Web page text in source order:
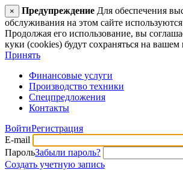
× Предупреждение Для обеспечения
обслуживания на этом сайте
Продолжая его использование, вы
куки (cookies) будут сохраняться на
Принять
Финансовые услуги
Производство техники
Спецпредложения
Контакты
ВойтиРегистрация
E-mail
ПарольЗабыли пароль?
Создать учетную запись